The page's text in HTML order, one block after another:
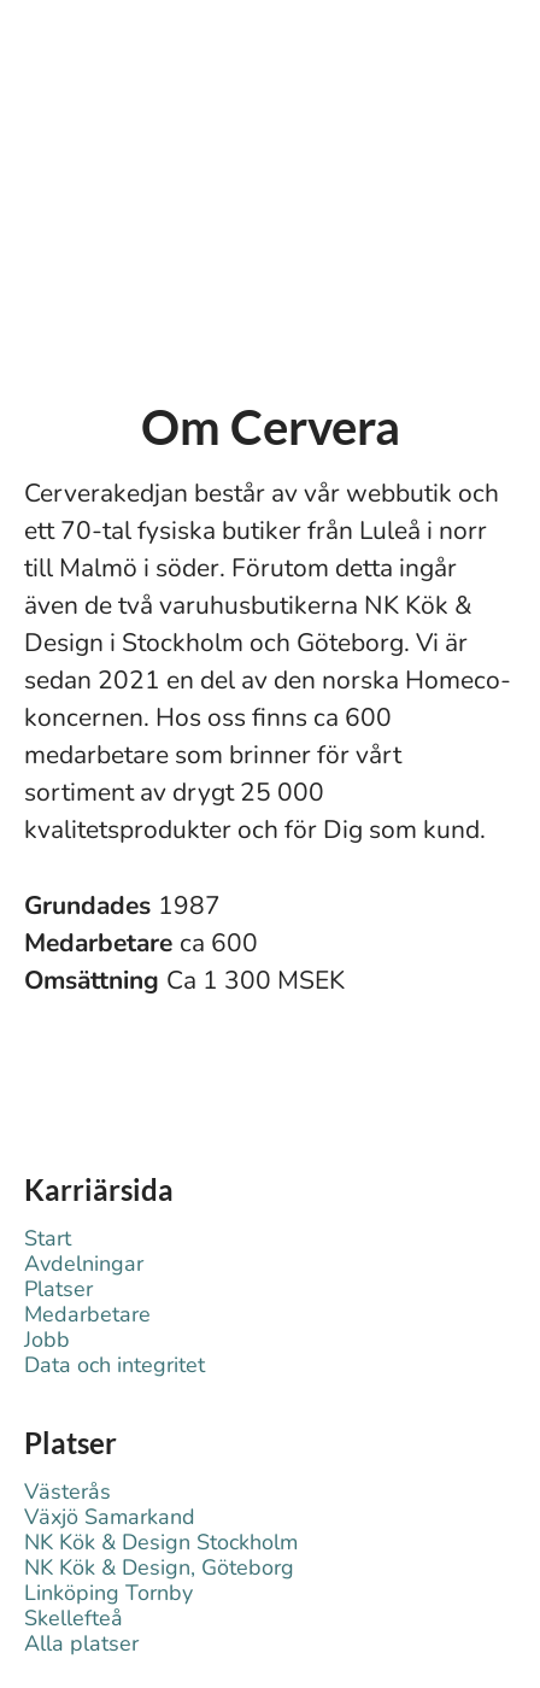
Om Cervera
Cerverakedjan består av vår webbutik och
ett 70-tal fysiska butiker från Luleå i norr
till Malmö i söder. Förutom detta ingår
även de två varuhusbutikerna NK Kök &
Design i Stockholm och Göteborg. Vi är
sedan 2021 en del av den norska Homeco-
koncernen. Hos oss finns ca 600
medarbetare som brinner för vårt
sortiment av drygt 25 000
kvalitetsprodukter och för Dig som kund.
Grundades 1987
Medarbetare ca 600
Omsättning Ca 1 300 MSEK
Karriärsida
Start
Avdelningar
Platser
Medarbetare
Jobb
Data och integritet
Platser
Västerås
Växjö Samarkand
NK Kök & Design Stockholm
NK Kök & Design, Göteborg
Linköping Tornby
Skellefteå
Alla platser